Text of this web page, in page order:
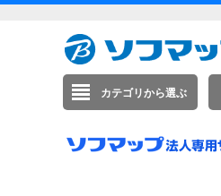
カテゴリから選ぶ